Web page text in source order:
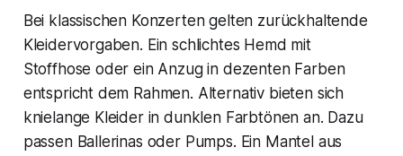
Bei klassischen Konzerten gelten zurückhaltende
Kleidervorgaben. Ein schlichtes Hemd mit
Stoffhose oder ein Anzug in dezenten Farben
entspricht dem Rahmen. Alternativ bieten sich
knielange Kleider in dunklen Farbtönen an. Dazu
passen Ballerinas oder Pumps. Ein Mantel aus